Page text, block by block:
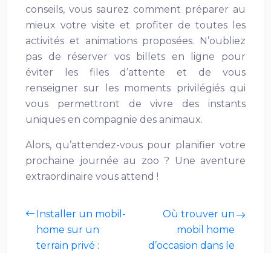
conseils, vous saurez comment préparer au
mieux votre visite et profiter de toutes les
activités et animations proposées. N’oubliez
pas de réserver vos billets en ligne pour
éviter les files d’attente et de vous
renseigner sur les moments privilégiés qui
vous permettront de vivre des instants
uniques en compagnie des animaux.
Alors, qu’attendez-vous pour planifier votre
prochaine journée au zoo ? Une aventure
extraordinaire vous attend !
Installer un mobil-
home sur un
terrain privé :
Où trouver un
mobil home
d’occasion dans le